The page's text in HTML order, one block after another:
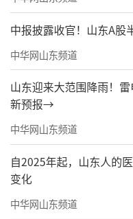
中报披露收官！山东A股
中华网山东频道
山东迎来大范围降雨！
新预报→
中华网山东频道
自2025年起，山东人的
变化
中华网山东频道